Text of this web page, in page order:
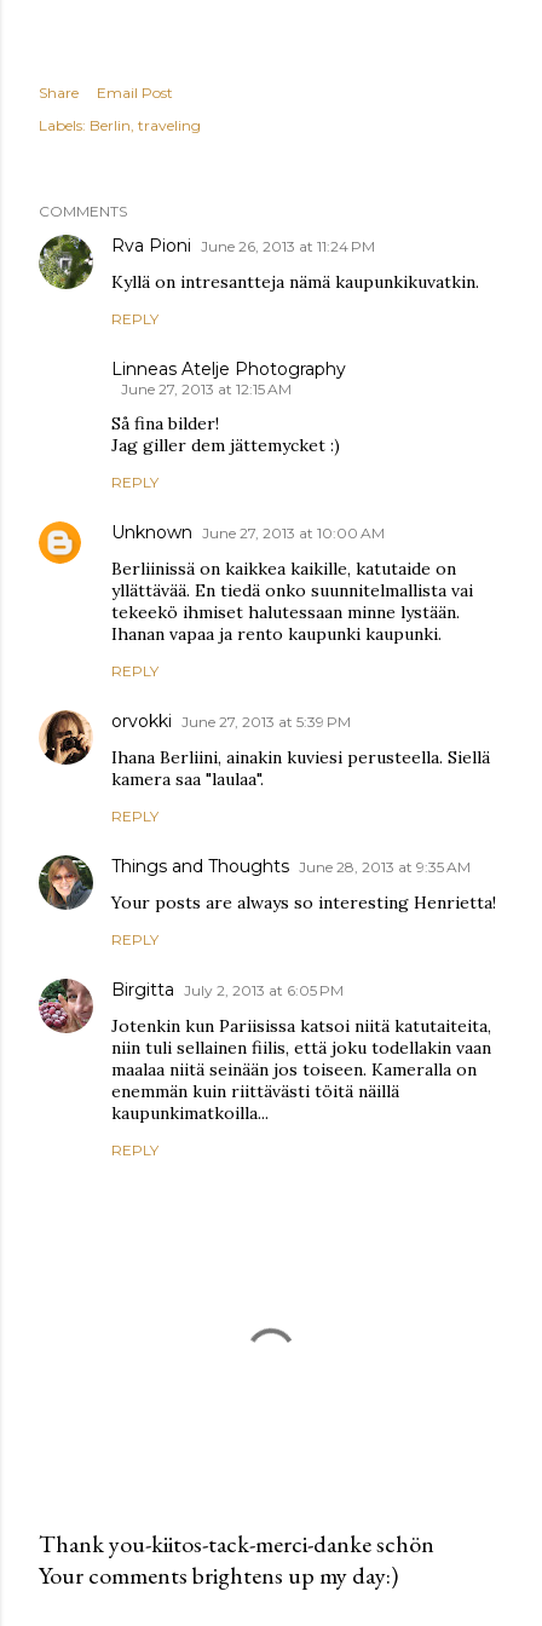
Share
Email Post
Labels: Berlin traveling
COMMENTS
Rva Pioni June 26, 2013 at 11:24 PM
Kyllä on intresantteja nämä kaupunkikuvatkin.
REPLY
Linneas Atelje Photography
June 27, 2013 at 12:15 AM
Så fina bilder!
Jag giller dem jättemycket :)
REPLY
Unknown June 27, 2013 at 10:00 AM
Berliinissä on kaikkea kaikille, katutaide on
yllättävää. En tiedä onko suunnitelmallista vai
tekeekö ihmiset halutessaan minne lystään.
Ihanan vapaa ja rento kaupunki kaupunki.
REPLY
orvokki June 27, 2013 at 5:39 PM
Ihana Berliini, ainakin kuviesi perusteella. Siellä
kamera saa "laulaa".
REPLY
Things and Thoughts June 28, 2013 at 9:35 AM
Your posts are always so interesting Henrietta!
REPLY
Birgitta July 2, 2013 at 6:05 PM
Jotenkin kun Pariisissa katsoi niitä katutaiteita,
niin tuli sellainen fiilis, että joku todellakin vaan
maalaa niitä seinään jos toiseen. Kameralla on
enemmän kuin riittävästi töitä näillä
kaupunkimatkoilla...
REPLY
P
Thank you-kiitos-tack-merci-danke schön
Your comments brightens up my day:)